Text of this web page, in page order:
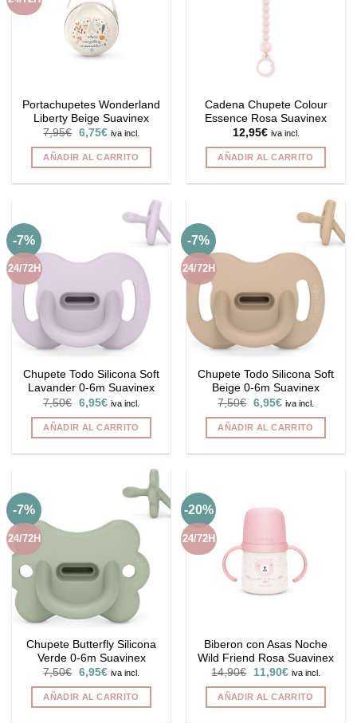
Portachupetes Wonderland
Liberty Beige Suavinex
7,95€ El
original
era:
6,75€El
actual
es:
iva incl.
AÑADIR AL CARRITO
Cadena Chupete Colour
Essence Rosa Suavinex
12,95€ iva incl.
AÑADIR AL CARRITO
-7%
24/72H
Chupete Todo Silicona Soft
Lavander 0-6m Suavinex
7,50€ El
precio
original
era:
6,95€El
actual
es:
iva incl.
AÑADIR AL CARRITO
-7%
24/72H
Chupete Todo Silicona Soft
Beige 0-6m Suavinex
7,50€ El
precio
original
era:
6,95€El
actual
es:
iva incl.
AÑADIR AL CARRITO
-7%
24/72H
Chupete Butterfly Silicona
Verde 0-6m Suavinex
7,50€ El
original
era:
6,95€El
actual
es:
iva incl.
AÑADIR AL CARRITO
-20%
24/72H
Biberon con Asas Noche
Wild Friend Rosa Suavinex
14,90€
El
original
era:
11,90€El
actual
es:
iva incl.
AÑADIR AL CARRITO